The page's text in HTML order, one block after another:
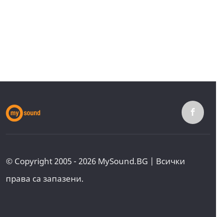
© Copyright 2005 - 2026 MySound.BG | Всички
права са запазени.